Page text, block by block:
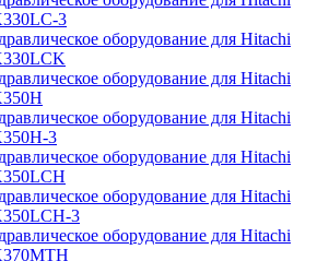
3
оборудование для Hitachi
оборудование для Hitachi
оборудование для Hitachi
3
оборудование для Hitachi
оборудование для Hitachi
3
оборудование для Hitachi